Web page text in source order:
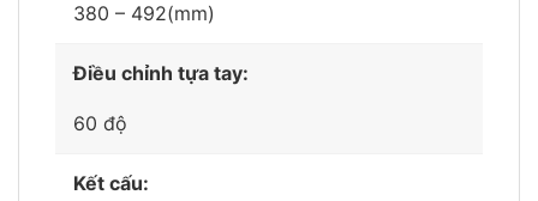
380 – 492(mm)
Điều chỉnh tựa tay:
60 độ
Kết cấu: